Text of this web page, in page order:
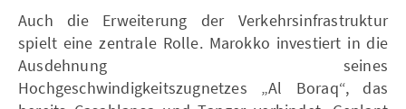
Auch die Erweiterung der Verkehrsinfrastruktur
spielt eine zentrale Rolle. Marokko investiert in die
Ausdehnung seines
Hochgeschwindigkeitszugnetzes „Al Boraq“, das